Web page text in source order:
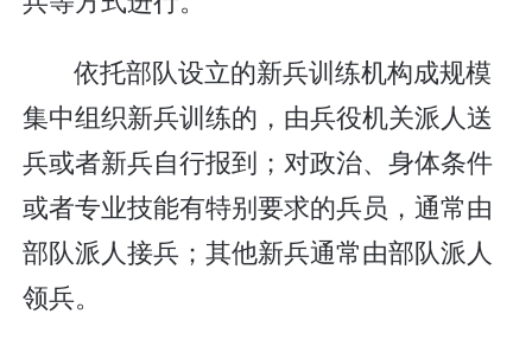
依托部队设立的新兵训练机构成规模
集中组织新兵训练的，由兵役机关派人送
兵或者新兵自行报到；对政治、身体条件
或者专业技能有特别要求的兵员，通常由
部队派人接兵；其他新兵通常由部队派人
领兵。